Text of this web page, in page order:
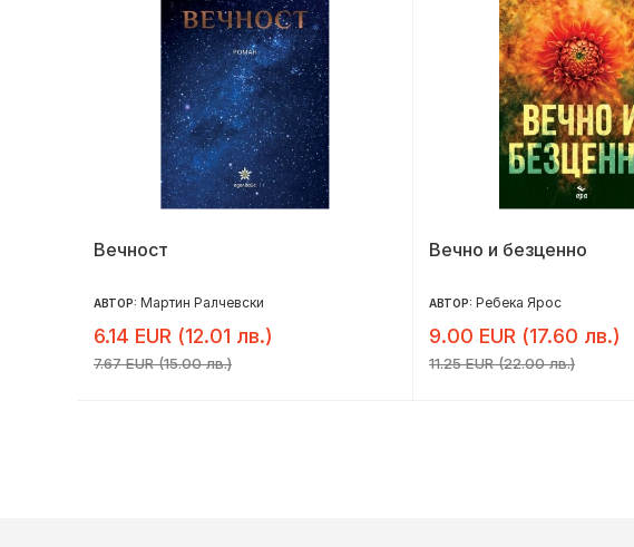
Вечност
АВТОР: Мартин Ралчевски
6.14 EUR (12.01 лв.)
7.67 EUR (15.00 лв.)
Вечно и безценно
АВТОР: Ребека Ярос
9.00 EUR (17.60 лв.)
11.25 EUR (22.00 лв.)